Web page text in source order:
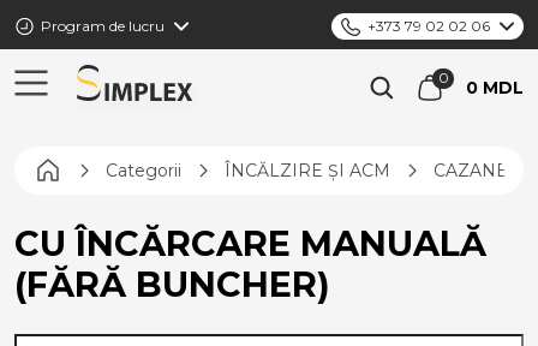
Program de lucru +373 79 02 02 06
0 MDL
Pagina principală
Categorii ÎNCĂLZIRE ȘI ACM CAZANE
CU ÎNCĂRCARE MANUALĂ
(FĂRĂ BUNCHER)